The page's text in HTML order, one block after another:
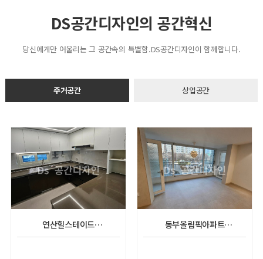
DS공간디자인의 공간혁신
당신에게만 어울리는 그 공간속의 특별함.DS공간디자인이 함께합니다.
주거공간 상업공간
연산힐스테이드
(아파트실내인테리어공사완료)
동부올림픽아파트
실내인테리어공사(완료)